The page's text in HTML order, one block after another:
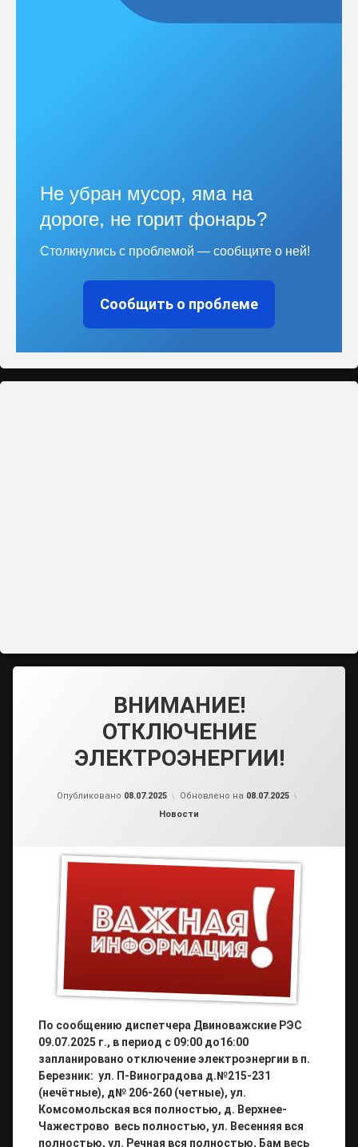
Не убран мусор, яма на
дороге, не горит фонарь?
Столкнулись с проблемой — сообщите о ней!
Сообщить о проблеме
ВНИМАНИЕ!
ОТКЛЮЧЕНИЕ
ЭЛЕКТРОЭНЕРГИИ!
Опубликовано 08.07.2025 Обновлено на 08.07.2025
Рубрики:
Новости
По сообщению диспетчера Двиноважские РЭС
09.07.2025 г., в период с 09:00 до16:00
запланировано отключение электроэнергии в п.
Березник: ул. П-Виноградова д.№215-231
(нечётные), д№ 206-260 (четные), ул.
Комсомольская вся полностью, д. Верхнее-
Чажестрово весь полностью, ул. Весенняя вся
полностью, ул. Речная вся полностью, Бам весь